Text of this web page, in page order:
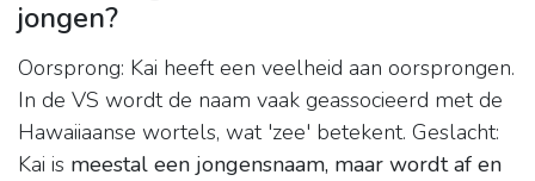
jongen?
Oorsprong: Kai heeft een veelheid aan oorsprongen.
In de VS wordt de naam vaak geassocieerd met de
Hawaiiaanse wortels, wat 'zee' betekent. Geslacht:
Kai is meestal een jongensnaam, maar wordt af en